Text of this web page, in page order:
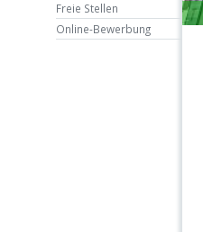
Freie Stellen
Online-Bewerbung